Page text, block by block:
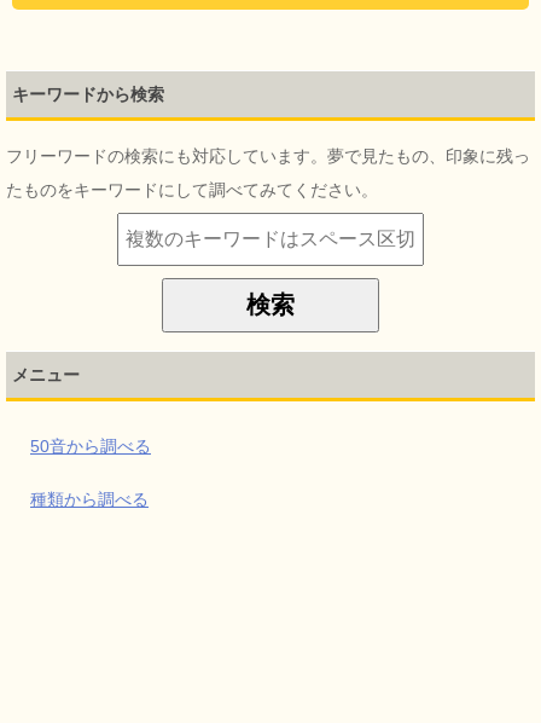
キーワードから検索
フリーワードの検索にも対応しています。夢で見たもの、印象に残っ
たものをキーワードにして調べてみてください。
メニュー
50音から調べる
種類から調べる